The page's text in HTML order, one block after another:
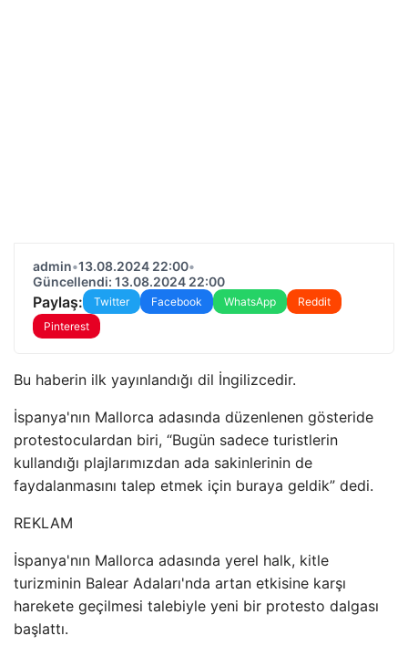
admin•13.08.2024 22:00•
Güncellendi: 13.08.2024 22:00
Paylaş: Twitter Facebook WhatsApp
Reddit
Pinterest
Bu haberin ilk yayınlandığı dil İngilizcedir.
İspanya'nın Mallorca adasında düzenlenen gösteride
protestoculardan biri, “Bugün sadece turistlerin
kullandığı plajlarımızdan ada sakinlerinin de
faydalanmasını talep etmek için buraya geldik” dedi.
REKLAM
İspanya'nın Mallorca adasında yerel halk, kitle
turizminin Balear Adaları'nda artan etkisine karşı
harekete geçilmesi talebiyle yeni bir protesto dalgası
başlattı.